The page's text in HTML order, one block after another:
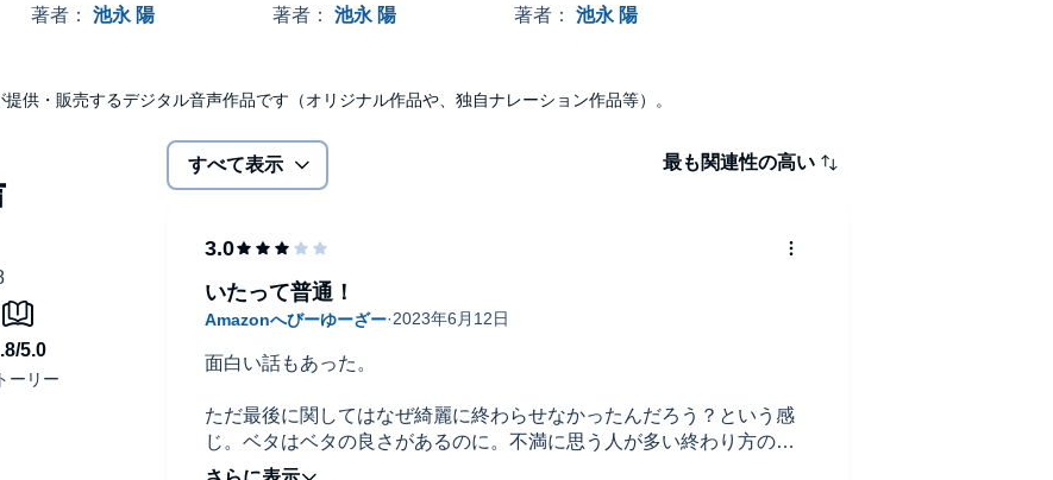
著者：池永 陽
著者： 池永 陽
著者： 池永 陽
供・販売するデジタル音声作品です（オリジナル作品や、独自ナレーション作品等）。
すべて表示 最も関連性の高い
面白い話もあった。
ただ最後に関してはなぜ綺麗に終わらせなかったんだろう？という感
じ。ベタはベタの良さがあるのに。不満に思う人が多い終わり方の気
が。
いたって普通！